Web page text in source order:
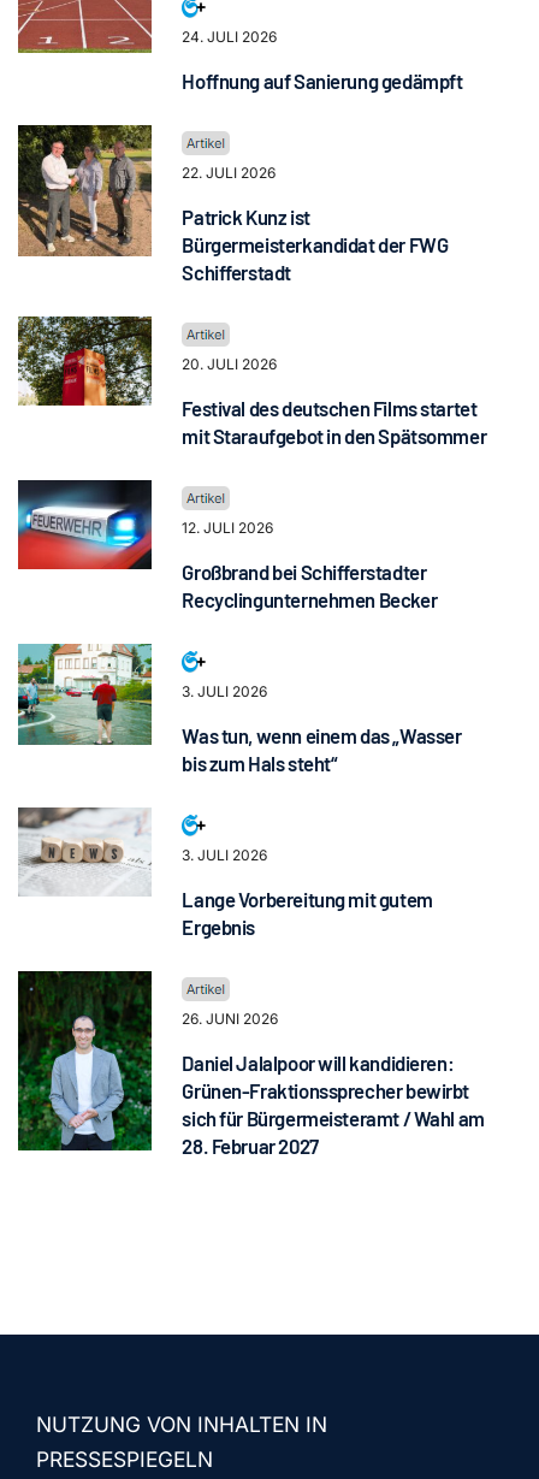
24. JULI 2026
Hoffnung auf Sanierung gedämpft
22. JULI 2026
Patrick Kunz ist
Bürgermeisterkandidat der FWG
Schifferstadt
20. JULI 2026
Festival des deutschen Films startet
mit Staraufgebot in den Spätsommer
12. JULI 2026
Großbrand bei Schifferstadter
Recyclingunternehmen Becker
3. JULI 2026
Was tun, wenn einem das „Wasser
bis zum Hals steht“
3. JULI 2026
Lange Vorbereitung mit gutem
Ergebnis
26. JUNI 2026
Daniel Jalalpoor will kandidieren:
Grünen-Fraktionssprecher bewirbt
sich für Bürgermeisteramt / Wahl am
28. Februar 2027
NUTZUNG VON INHALTEN IN
PRESSESPIEGELN